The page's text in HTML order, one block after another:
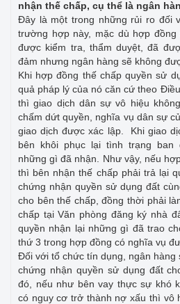
nhận thế chấp, cụ thể là ngân
Đây là một trong những rủi ro đối
trường hợp này, mặc dù hợp
được kiểm tra, thẩm duyệt, đã
đảm nhưng ngân hàng sẽ không
Khi hợp đồng thế chấp quyền sử
quả pháp lý của nó căn cứ theo
thì giao dịch dân sự vô hiệu
chấm dứt quyền, nghĩa vụ dân sự
giao dịch được xác lập. Khi giao
bên khôi phục lại tình trạng ban
những gì đã nhận. Như vậy, nếu
thì bên nhận thế chấp phải trả lại
chứng nhận quyền sử dụng đất
cho bên thế chấp, đồng thời phải
chấp tại Văn phòng đăng ký nhà
quyền nhận lại những gì đã trao
thứ 3 trong hợp đồng có nghĩa vụ
Đối với tổ chức tín dụng, ngân hàng
chứng nhận quyền sử dụng đất
đó, nếu như bên vay thực sự khó
có nguy cơ trở thành nợ xấu thì vô